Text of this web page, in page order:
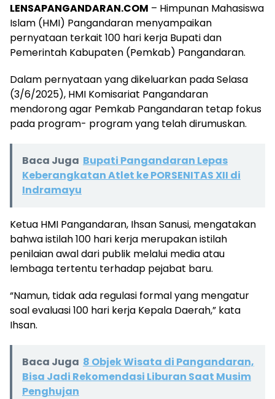
LENSAPANGANDARAN.COM – Himpunan Mahasiswa
Islam (HMI) Pangandaran menyampaikan
pernyataan terkait 100 hari kerja Bupati dan
Pemerintah Kabupaten (Pemkab) Pangandaran.
Dalam pernyataan yang dikeluarkan pada Selasa
(3/6/2025), HMI Komisariat Pangandaran
mendorong agar Pemkab Pangandaran tetap fokus
pada program- program yang telah dirumuskan.
Baca Juga Bupati Pangandaran Lepas
Keberangkatan Atlet ke PORSENITAS XII di
Indramayu
Ketua HMI Pangandaran, Ihsan Sanusi, mengatakan
bahwa istilah 100 hari kerja merupakan istilah
penilaian awal dari publik melalui media atau
lembaga tertentu terhadap pejabat baru.
“Namun, tidak ada regulasi formal yang mengatur
soal evaluasi 100 hari kerja Kepala Daerah,” kata
Ihsan.
Baca Juga 8 Objek Wisata di Pangandaran,
Bisa Jadi Rekomendasi Liburan Saat Musim
Penghujan